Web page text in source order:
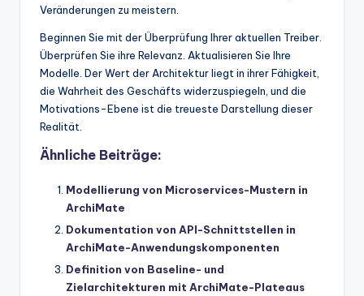
Veränderungen zu meistern.
Beginnen Sie mit der Überprüfung Ihrer aktuellen Treiber.
Überprüfen Sie ihre Relevanz. Aktualisieren Sie Ihre
Modelle. Der Wert der Architektur liegt in ihrer Fähigkeit,
die Wahrheit des Geschäfts widerzuspiegeln, und die
Motivations-Ebene ist die treueste Darstellung dieser
Realität.
Ähnliche Beiträge:
Modellierung von Microservices-Mustern in
ArchiMate
Dokumentation von API-Schnittstellen in
ArchiMate-Anwendungskomponenten
Definition von Baseline- und
Zielarchitekturen mit ArchiMate-Plateaus